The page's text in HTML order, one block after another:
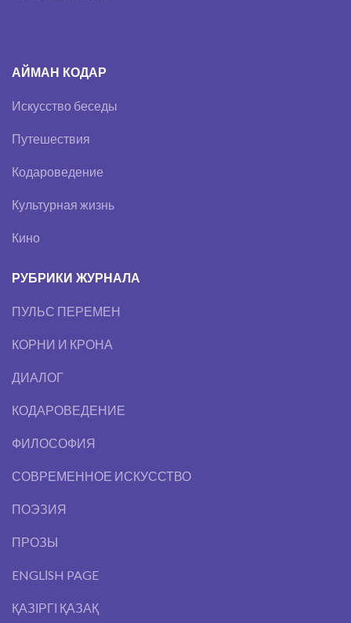
АЙМАН КОДАР
Искусство беседы
Путешествия
Кодароведение
Культурная жизнь
Кино
РУБРИКИ ЖУРНАЛА
ПУЛЬС ПЕРЕМЕН
КОРНИ И КРОНА
ДИАЛОГ
КОДАРОВЕДЕНИЕ
ФИЛОСОФИЯ
СОВРЕМЕННОЕ ИСКУССТВО
ПОЭЗИЯ
ПРОЗЫ
ENGLІSH PAGE
ҚАЗІРГІ ҚАЗАҚ